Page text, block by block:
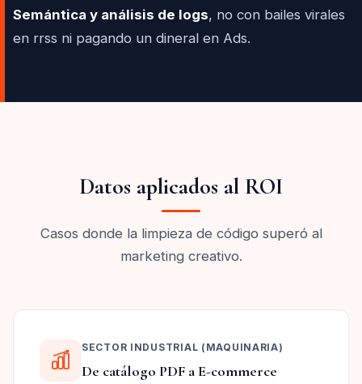
Semántica y análisis de logs, no con bailes virales
en rrss ni pagando un dineral en Ads.
Datos aplicados al ROI
Casos donde la limpieza de código superó al
marketing creativo.
SECTOR INDUSTRIAL (MAQUINARIA)
De catálogo PDF a E-commerce